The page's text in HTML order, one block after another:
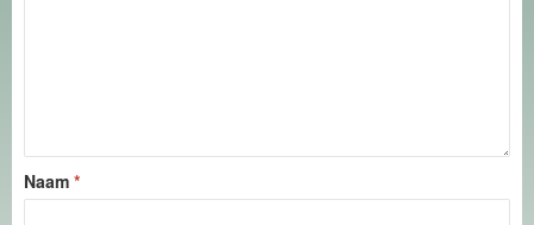
Naam *